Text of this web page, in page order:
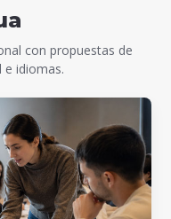
con propuestas de
idiomas.